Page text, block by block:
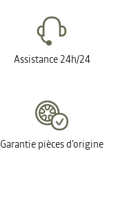
Assistance 24h/24
Garantie pièces d'origine